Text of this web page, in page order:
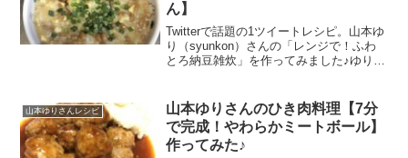
ん】
Twitterで話題の1ツイートレシピ。山本ゆ
り（syunkon）さんの「レンジで！ふわ
とろ納豆雑炊」を作ってみました♪ゆりさ
しては気になりすぎるので早速作ってみ
ましたよヾ(*´∀｀*)ﾉ
山本ゆりさんレシピ
山本ゆりさんのひき肉料理【7分
で完成！やわらかミートボール】
作ってみた♪